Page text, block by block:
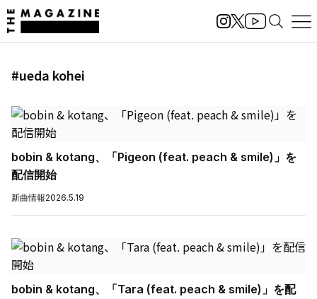
#ueda kohei
bobin & kotang、「Pigeon (feat. peach & smile)」を
配信開始
新曲情報2026.5.19
bobin & kotang、「Tara (feat. peach & smile)」を配